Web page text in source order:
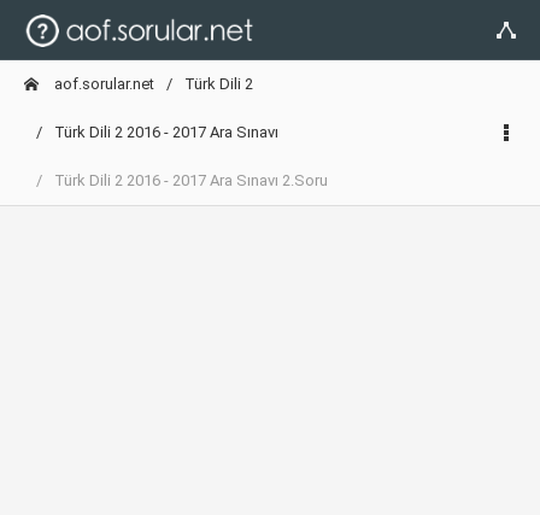
aof.sorular.net Türk Dili 2
Türk Dili 2 2016 - 2017 Ara Sınavı
Türk Dili 2 2016 - 2017 Ara Sınavı 2.Soru